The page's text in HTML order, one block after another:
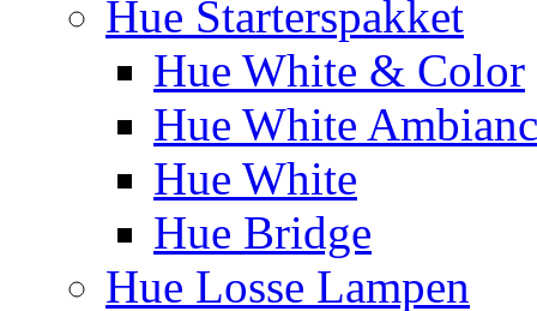
Hue Starterspakket
Hue White & Color
Hue White
Hue White
Hue Bridge
Hue Losse Lampen